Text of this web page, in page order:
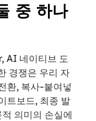
중 하나
AI 네이티브 도
경쟁은 우리 자
환, 복사-붙여넣
트보드, 최종 발
의미의 손실에